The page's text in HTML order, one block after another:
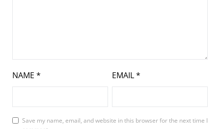
NAME * EMAIL*
Save my name, email, and website in this browser for the next time I